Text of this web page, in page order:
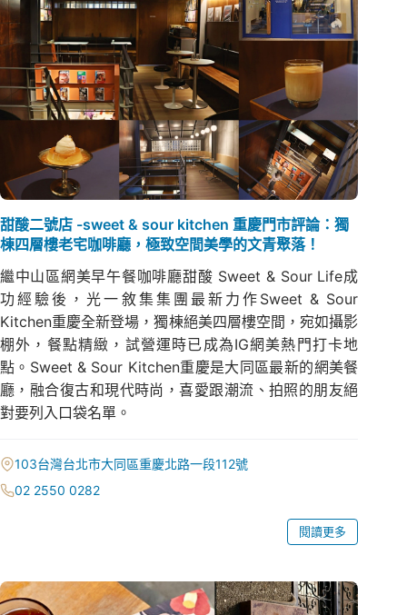
甜酸二號店 -sweet & sour kitchen 重慶門市評論：獨
棟四層樓老宅咖啡廳，極致空間美學的文青聚落！
繼中山區網美早午餐咖啡廳甜酸 Sweet & Sour Life成
功經驗後，光一敘集集團最新力作Sweet & Sour
Kitchen重慶全新登場，獨棟絕美四層樓空間，宛如攝影
棚外，餐點精緻，試營運時已成為IG網美熱門打卡地
點。Sweet & Sour Kitchen重慶是大同區最新的網美餐
廳，融合復古和現代時尚，喜愛跟潮流、拍照的朋友絕
對要列入口袋名單。
103台灣台北市大同區重慶北路一段112號
02 2550 0282
閱讀更多